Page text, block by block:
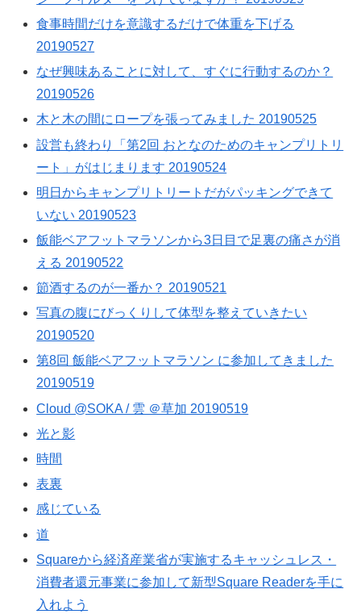
食事時間だけを意識するだけで体重を下げる
20190527
なぜ興味あることに対して、すぐに行動するのか？
20190526
木と木の間にロープを張ってみました 20190525
設営も終わり「第2回 おとなのためのキャンプリトリ
ート」がはじまります 20190524
明日からキャンプリトリートだがパッキングできて
いない 20190523
飯能ベアフットマラソンから3日目で足裏の痛さが消
える 20190522
節酒するのが一番か？ 20190521
写真の腹にびっくりして体型を整えていきたい
20190520
第8回 飯能ベアフットマラソン に参加してきました
20190519
Cloud @SOKA / 雲 ＠草加 20190519
光と影
時間
表裏
感じている
道
Squareから経済産業省が実施するキャッシュレス・
消費者還元事業に参加して新型Square Readerを手に
入れよう